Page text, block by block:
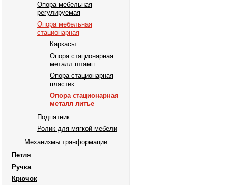
Опора мебельная
регулируемая
Опора мебельная
стационарная
Каркасы
Опора стационарная
металл штамп
Опора стационарная
пластик
Опора стационарная
металл литье
Подпятник
Ролик для мягкой мебели
Механизмы транформации
Петля
Ручка
Крючок